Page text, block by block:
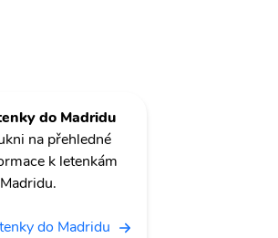
do Madridu
na přehledné
k letenkám
do Madridu